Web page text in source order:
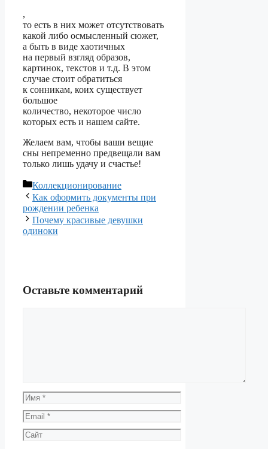
,
то есть в них может отсутствовать
какой либо осмысленный сюжет,
а быть в виде хаотичных
на первый взгляд образов,
картинок, текстов и т.д. В этом
случае стоит обратиться
к сонникам, коих существует
большое
количество, некоторое число
которых есть и нашем сайте.
Желаем вам, чтобы ваши вещие
сны непременно предвещали вам
только лишь удачу и счастье!
Рубрики
Коллекционирование
Как оформить документы при
рождении ребенка
Почему красивые девушки
одиноки
Оставьте комментарий
Имя
Email
Сайт